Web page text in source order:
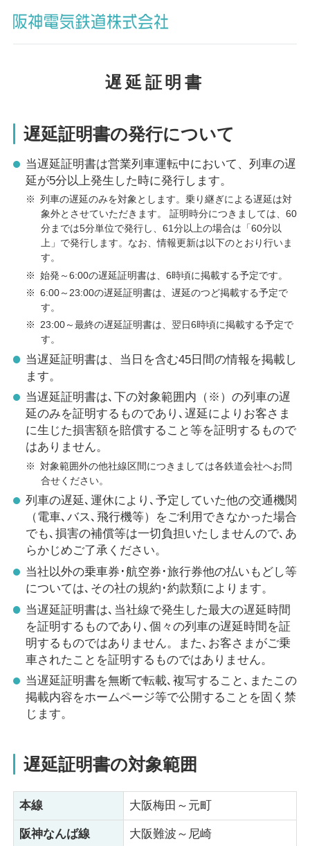
遅延証明書
遅延証明書の発行について
当遅延証明書は営業列車運転中において、列車の遅
延が5分以上発生した時に発行します。
※ 列車の遅延のみを対象とします。乗り継ぎによる遅延は対
象外とさせていただきます。 証明時分につきましては、60
分までは5分単位で発行し、61分以上の場合は「60分以
上」で発行します。なお、情報更新は以下のとおり行いま
す。
※ 始発～6:00の遅延証明書は、6時頃に掲載する予定です。
※ 6:00～23:00の遅延証明書は、遅延のつど掲載する予定で
す。
※
23:00～最終の遅延証明書は、翌日6時頃に掲載する予定で
す。
当遅延証明書は、当日を含む45日間の情報を掲載し
ます。
当遅延証明書は､下の対象範囲内（※）の列車の遅
延のみを証明するものであり､遅延によりお客さま
に生じた損害額を賠償すること等を証明するもので
はありません。
※ 対象範囲外の他社線区間につきましては各鉄道会社へお問
合せください。
列車の遅延､運休により､予定していた他の交通機関
（電車､バス､飛行機等）をご利用できなかった場合
でも､損害の補償等は一切負担いたしませんので､あ
らかじめご了承ください。
当社以外の乗車券･航空券･旅行券他の払いもどし等
については､その社の規約･約款類によります。
当遅延証明書は､当社線で発生した最大の遅延時間
を証明するものであり､個々の列車の遅延時間を証
明するものではありません。また､お客さまがご乗
車されたことを証明するものではありません。
当遅延証明書を無断で転載､複写すること､またこの
掲載内容をホームページ等で公開することを固く禁
じます。
遅延証明書の対象範囲
本線 大阪梅田～元町
阪神なんば線 大阪難波～尼崎